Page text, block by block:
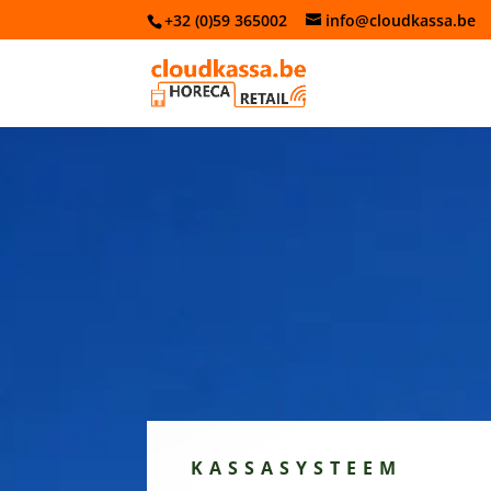
+32 (0)59 365002 info@cloudkassa.be
KASSASYSTEEM